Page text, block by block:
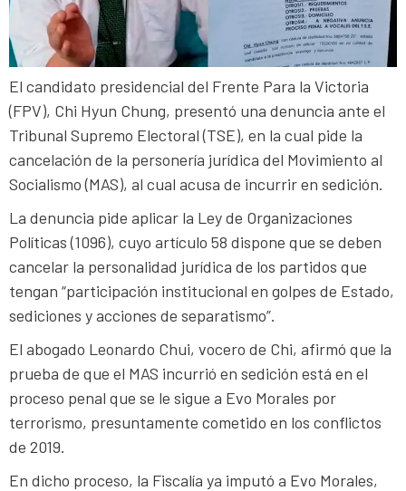
El candidato presidencial del Frente Para la Victoria
(FPV), Chi Hyun Chung, presentó una denuncia ante el
Tribunal Supremo Electoral (TSE), en la cual pide la
cancelación de la personería jurídica del Movimiento al
Socialismo (MAS), al cual acusa de incurrir en sedición.
La denuncia pide aplicar la Ley de Organizaciones
Políticas (1096), cuyo artículo 58 dispone que se deben
cancelar la personalidad jurídica de los partidos que
tengan “participación institucional en golpes de Estado,
sediciones y acciones de separatismo”.
El abogado Leonardo Chui, vocero de Chi, afirmó que la
prueba de que el MAS incurrió en sedición está en el
proceso penal que se le sigue a Evo Morales por
terrorismo, presuntamente cometido en los conflictos
de 2019.
En dicho proceso, la Fiscalía ya imputó a Evo Morales,